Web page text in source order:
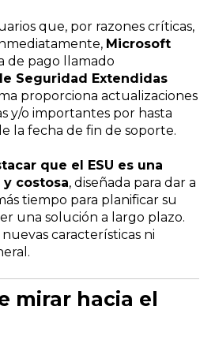
que, por razones críticas,
Microsoft
de pago llamado
Seguridad Extendidas
proporciona actualizaciones
y/o importantes por hasta
la fecha de fin de soporte.
que el ESU es una
costosa, diseñada para dar a
tiempo para planificar su
una solución a largo plazo.
características ni
mirar hacia el